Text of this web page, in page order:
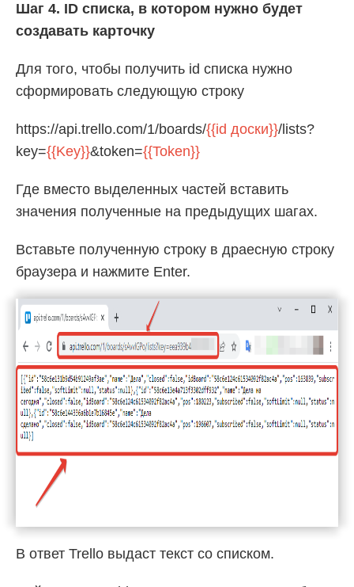
Шаг 4. ID списка, в котором нужно будет
создавать карточку
Для того, чтобы получить id списка нужно
сформировать следующую строку
https://api.trello.com/1/boards/{{id доски}}/lists?
key={{Key}}&token={{Token}}
Где вместо выделенных частей вставить
значения полученные на предыдущих шагах.
Вставьте полученную строку в драесную строку
браузера и нажмите Enter.
В ответ Trello выдаст текст со списком.